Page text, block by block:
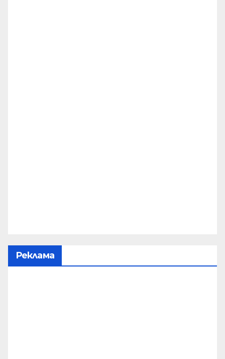
Реклама